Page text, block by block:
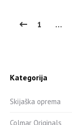
1 …
Kategorija
Skijaška oprema
Colmar Originals